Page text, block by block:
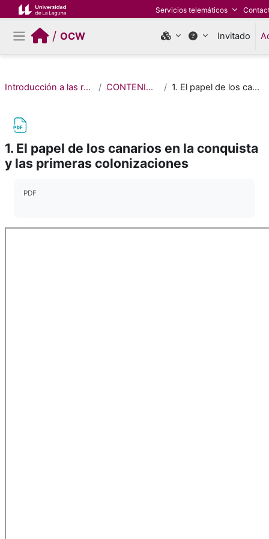
Salta al contenido principal Servicios telemáticos
Panel lateral
/OCW Invitado
Introducción a las relaciones históricas entre Canarias y América CONTENIDOS / MATERIALES DE ESTUDIO 1. El papel de los canarios en la conquista y las primeras colonizaciones
1. El papel de los canarios en la conquista
y las primeras colonizaciones
PDF